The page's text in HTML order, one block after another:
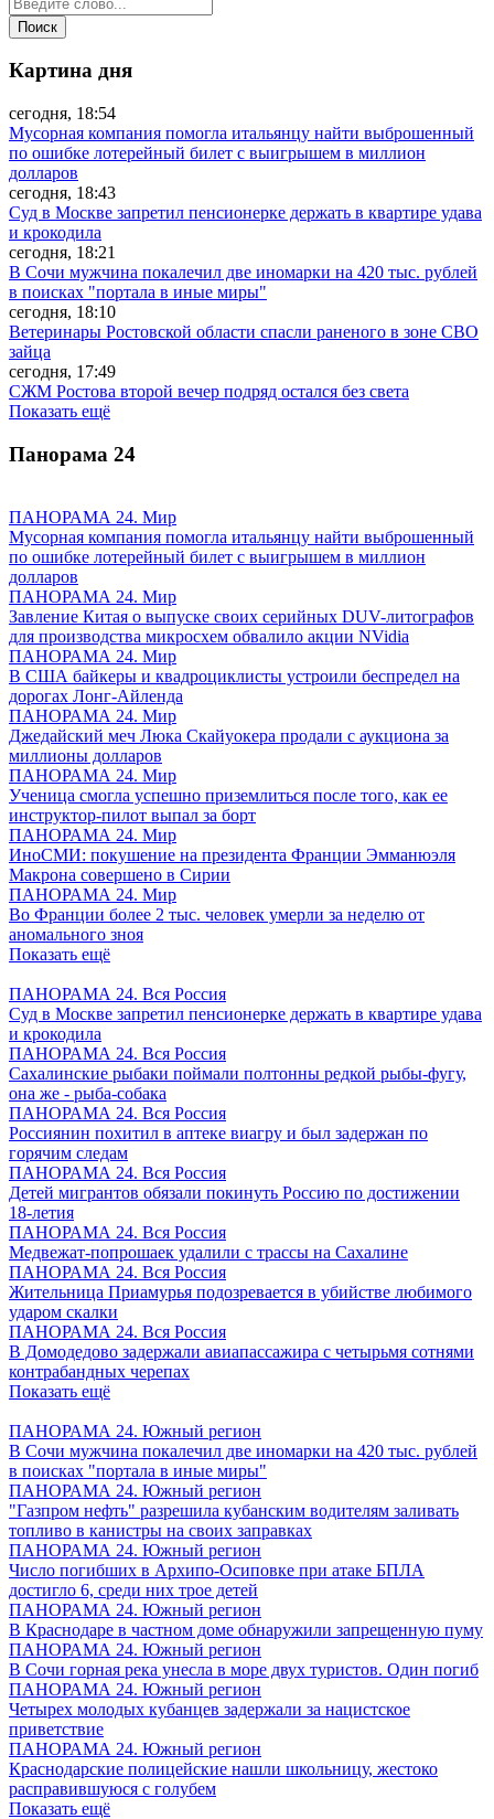
Картина дня
сегодня, 18:54
Мусорная компания помогла итальянцу найти выброшенный
по ошибке лотерейный билет с выигрышем в миллион
долларов
сегодня, 18:43
Суд в Москве запретил пенсионерке держать в квартире удава
и крокодила
сегодня, 18:21
В Сочи мужчина покалечил две иномарки на 420 тыс. рублей
в поисках "портала в иные миры"
сегодня, 18:10
Ветеринары Ростовской области спасли раненого в зоне СВО
зайца
сегодня, 17:49
СЖМ Ростова второй вечер подряд остался без света
Показать ещё
Панорама 24
ПАНОРАМА 24. Мир
Мусорная компания помогла итальянцу найти выброшенный
по ошибке лотерейный билет с выигрышем в миллион
долларов
ПАНОРАМА 24. Мир
Завление Китая о выпуске своих серийных DUV-литографов
для производства микросхем обвалило акции NVidia
ПАНОРАМА 24. Мир
В США байкеры и квадроциклисты устроили беспредел на
дорогах Лонг-Айленда
ПАНОРАМА 24. Мир
Джедайский меч Люка Скайуокера продали с аукциона за
миллионы долларов
ПАНОРАМА 24. Мир
Ученица смогла успешно приземлиться после того, как ее
инструктор-пилот выпал за борт
ПАНОРАМА 24. Мир
ИноСМИ: покушение на президента Франции Эмманюэля
Макрона совершено в Сирии
ПАНОРАМА 24. Мир
Во Франции более 2 тыс. человек умерли за неделю от
аномального зноя
Показать ещё
ПАНОРАМА 24. Вся Россия
Суд в Москве запретил пенсионерке держать в квартире удава
и крокодила
ПАНОРАМА 24. Вся Россия
Сахалинские рыбаки поймали полтонны редкой рыбы-фугу,
она же - рыба-собака
ПАНОРАМА 24. Вся Россия
Россиянин похитил в аптеке виагру и был задержан по
горячим следам
ПАНОРАМА 24. Вся Россия
Детей мигрантов обязали покинуть Россию по достижении
18-летия
ПАНОРАМА 24. Вся Россия
Медвежат-попрошаек удалили с трассы на Сахалине
ПАНОРАМА 24. Вся Россия
Жительница Приамурья подозревается в убийстве любимого
ударом скалки
ПАНОРАМА 24. Вся Россия
В Домодедово задержали авиапассажира с четырьмя сотнями
контрабандных черепах
Показать ещё
ПАНОРАМА 24. Южный регион
В Сочи мужчина покалечил две иномарки на 420 тыс. рублей
в поисках "портала в иные миры"
ПАНОРАМА 24. Южный регион
"Газпром нефть" разрешила кубанским водителям заливать
топливо в канистры на своих заправках
ПАНОРАМА 24. Южный регион
Число погибших в Архипо-Осиповке при атаке БПЛА
достигло 6, среди них трое детей
ПАНОРАМА 24. Южный регион
В Краснодаре в частном доме обнаружили запрещенную пуму
ПАНОРАМА 24. Южный регион
В Сочи горная река унесла в море двух туристов. Один погиб
ПАНОРАМА 24. Южный регион
Четырех молодых кубанцев задержали за нацистское
приветствие
ПАНОРАМА 24. Южный регион
Краснодарские полицейские нашли школьницу, жестоко
расправившуюся с голубем
Показать ещё